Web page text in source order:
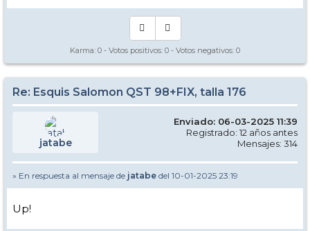
Karma: 0 - Votos positivos: 0 - Votos negativos: 0
Re: Esquis Salomon QST 98+FIX, talla 176
jatabe
Enviado: 06-03-2025 11:39
Registrado: 12 años antes
Mensajes: 314
» En respuesta al mensaje de jatabe del 10-01-2025 23:19
Up!